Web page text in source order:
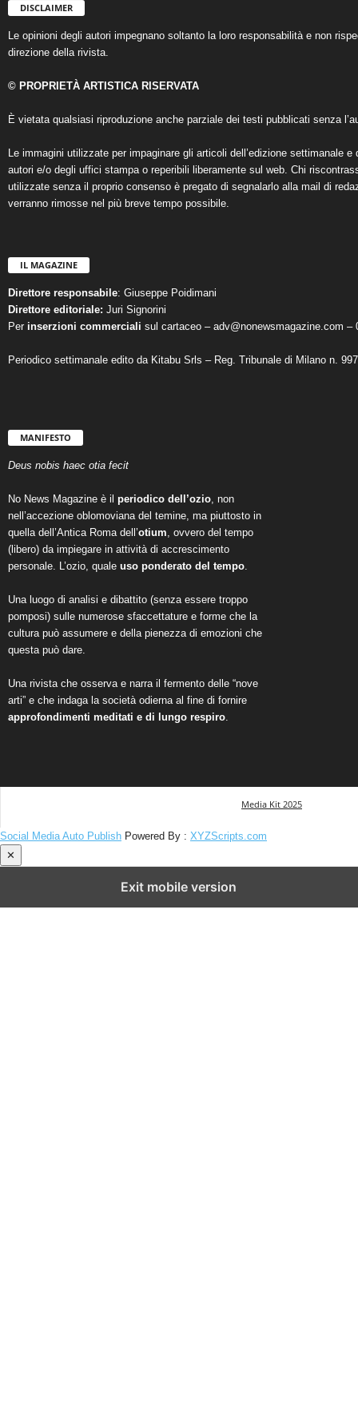
DISCLAIMER
Le opinioni degli autori impegnano soltanto la loro responsabilità e non
direzione della rivista.
© PROPRIETÀ ARTISTICA RISERVATA
È vietata qualsiasi riproduzione anche parziale dei testi pubblicati senza
Le immagini utilizzate per impaginare gli articoli dell’edizione settimanale
autori e/o degli uffici stampa o reperibili liberamente sul web. Chi
utilizzate senza il proprio consenso è pregato di segnalarlo alla mail di
verranno rimosse nel più breve tempo possibile.
IL MAGAZINE
Direttore responsabile: Giuseppe Poidimani
Direttore editoriale: Juri Signorini
Per inserzioni commerciali sul cartaceo – adv@nonewsmagazine.com –
Periodico settimanale edito da Kitabu Srls – Reg. Tribunale di Milano n.
MANIFESTO
Deus nobis haec otia fecit
No News Magazine è il periodico dell’ozio , non
nell’accezione oblomoviana del temine, ma piuttosto in
quella dell’Antica Roma dell’otium , ovvero del tempo
(libero) da impiegare in attività di accrescimento
personale. L’ozio, quale uso ponderato del tempo
Una luogo di analisi e dibattito (senza essere troppo
pomposi) sulle numerose sfaccettature e forme che la
cultura può assumere e della pienezza di emozioni che
questa può dare.
Una rivista che osserva e narra il fermento delle “nove
arti” e che indaga la società odierna al fine di fornire
approfondimenti meditati e di lungo respiro
Media Kit 2025
Social Media Auto Publish Powered By : XYZScripts.com
✕
Exit mobile version